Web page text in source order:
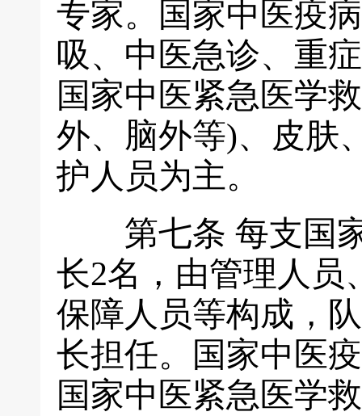
专家。国家中医疫
吸、中医急诊、重
国家中医紧急医学
外、脑外等)、皮肤
护人员为主。
第七条 每支国
长2名，由管理人员
保障人员等构成，
长担任。国家中医
国家中医紧急医学